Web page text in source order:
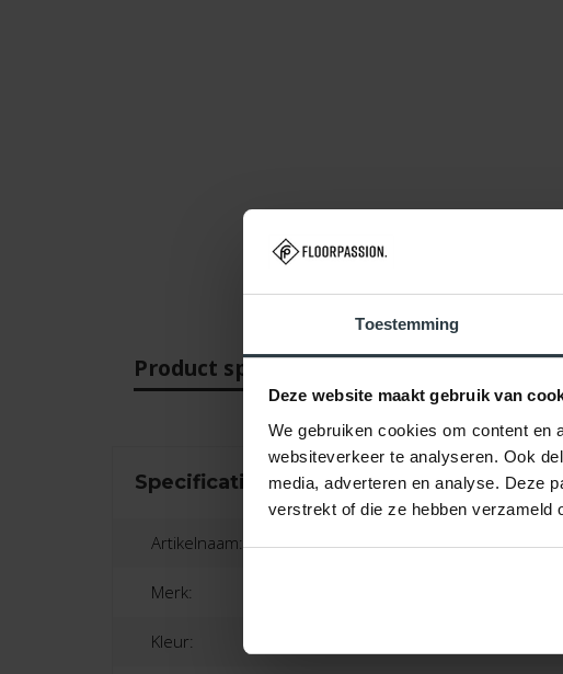
Toestemming
Deze website maakt gebruik van
We gebruiken cookies om content en
websiteverkeer te analyseren. Ook
media, adverteren en analyse. Deze
verstrekt of die ze hebben verzameld
Product specificaties
Specificaties
Artikelnaam: Lupo
Merk:
Kleur: